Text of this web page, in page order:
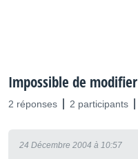
Impossible de
2 réponses 2 participants
24 Décembre 2004 à 10:57